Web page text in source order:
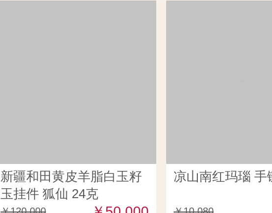
新疆和田黄皮羊脂白玉籽
玉挂件 狐仙 24克
凉山南红玛瑙 手